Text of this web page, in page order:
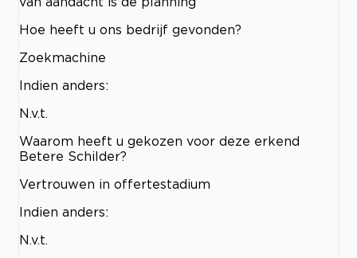
Hoe heeft u ons bedrijf gevonden?
Zoekmachine
Indien anders:
N.v.t.
Waarom heeft u gekozen voor deze erkend
Betere Schilder?
Vertrouwen in offertestadium
Indien anders:
N.v.t.